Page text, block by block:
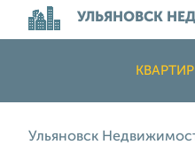
УЛЬЯНОВСК
Ульяновск